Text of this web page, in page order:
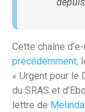
Cette chaîne
précédemment,
« Urgent pour le
du SRAS et
lettre de